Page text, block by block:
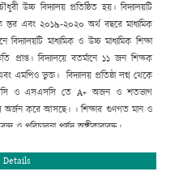
বিদ্যালয় প্রতিষ্ঠিত হয়। বিদ্যালয়টি
স্তর এবং ২০১৯-২০২০ অর্থ বছরে মাধ্যমিক
মাধ্যমিক ও উচ্চ মাধ্যমিক শিক্ষা
প্রাপ্ত। বিদ্যালয়ে বতর্মানে ১১ জন শিক্ষক
ভুক্ত। বিদ্যালয় প্রতিষ্ঠা লগ্ন থেকে
ও এসএসসি তে A+ অজন ও শতভাগ
করে আসছে। । শিক্ষার গুণগত মান ও
ও পরিচালনা পর্ষদ অঙ্গীকারাবদ্ধ।
করি।
Details